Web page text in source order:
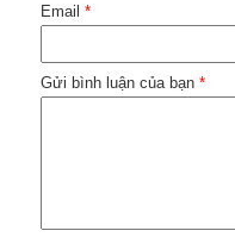
Email *
Gửi bình luận của bạn *